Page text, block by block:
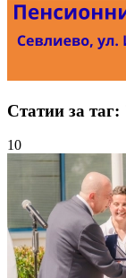
Статии за
10